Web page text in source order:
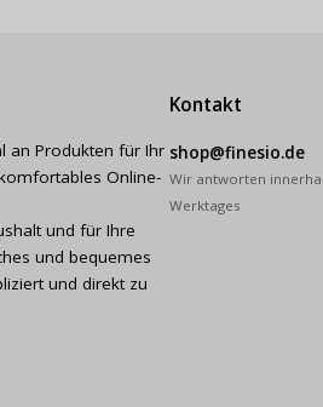
an Produkten für Ihr
Online-
und für Ihre
und bequemes
und direkt zu
Kontakt
shop@finesio.de
Wir antworten
Werktages